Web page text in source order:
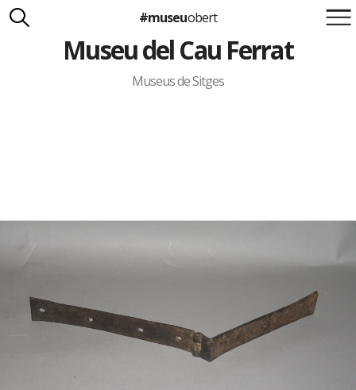
Suma't a la iniciativa
Carlota Royo
Francesca Barcellona
#museuobert
Museu del Cau Ferrat
Museus de Sitges